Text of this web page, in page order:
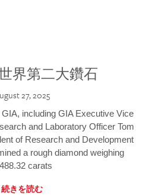
界第二大鑽石
27, 2025
including GIA Executive Vice
and Laboratory Officer Tom
of Research and Development
a rough diamond weighing
carats
続きを読む